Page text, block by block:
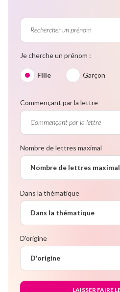
Je cherche un prénom :
Fille Garçon
Commençant par la lettre
Nombre de lettres maximal
Nombre de lettres maximal
Dans la thématique
Dans la thématique
D'origine
D'origine